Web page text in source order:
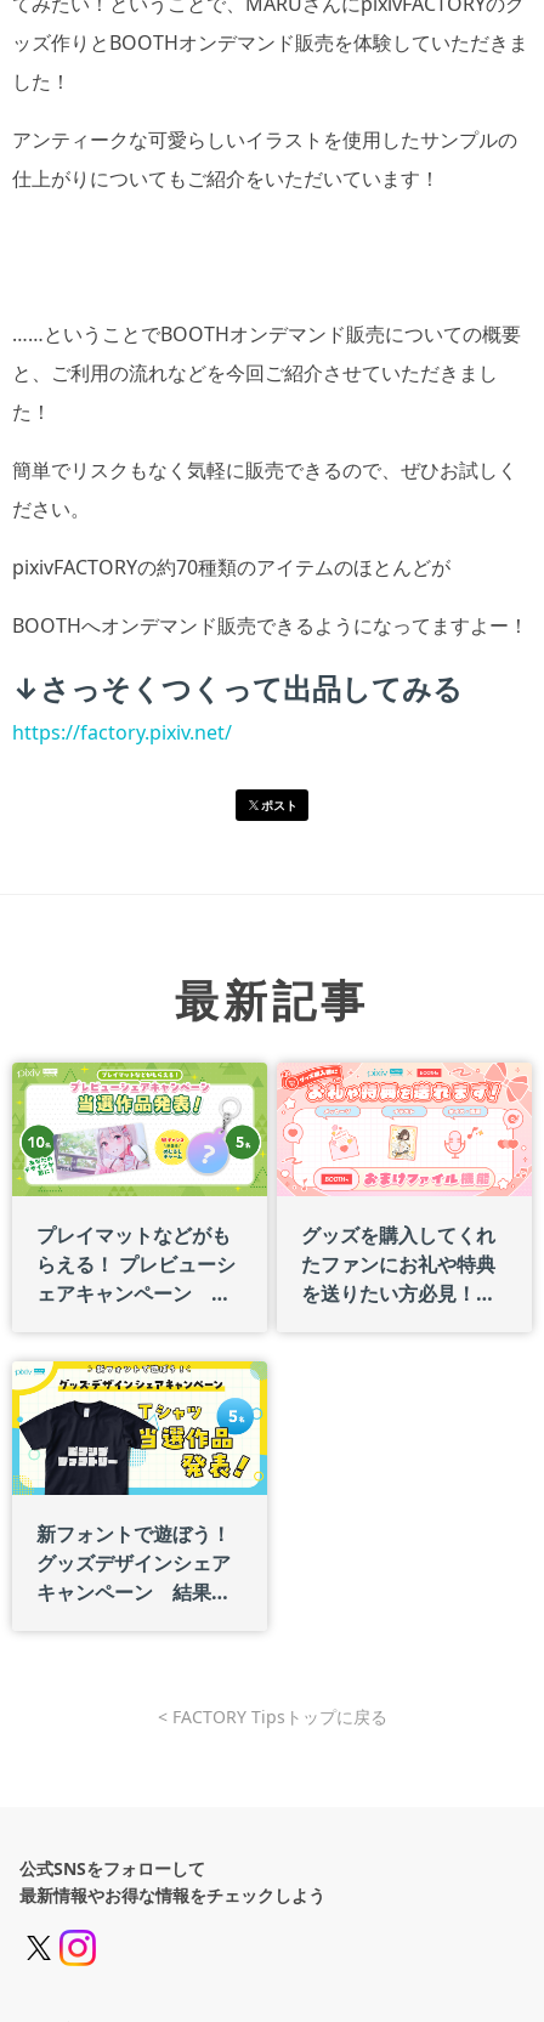
ッズ作りとBOOTHオンデマンド販売を体験していただきま
した！
アンティークな可愛らしいイラストを使用したサンプルの
仕上がりについてもご紹介をいただいています！
……ということでBOOTHオンデマンド販売についての概要
と、ご利用の流れなどを今回ご紹介させていただきまし
た！
簡単でリスクもなく気軽に販売できるので、ぜひお試しく
ださい。
pixivFACTORYの約70種類のアイテムのほとんどが
BOOTHへオンデマンド販売できるようになってますよー！
↓さっそくつくって出品してみる
https://factory.pixiv.net/
ポスト
最新記事
プレイマットなどがも
らえる！ プレビューシ
ェアキャンペーン 結
グッズを購入してくれ
たファンにお礼や特典
を送りたい方必見！
新フォントで遊ぼう！
グッズデザインシェア
キャンペーン 結果発
< FACTORY Tipsトップに戻る
公式SNSをフォローして
最新情報やお得な情報をチェックしよう